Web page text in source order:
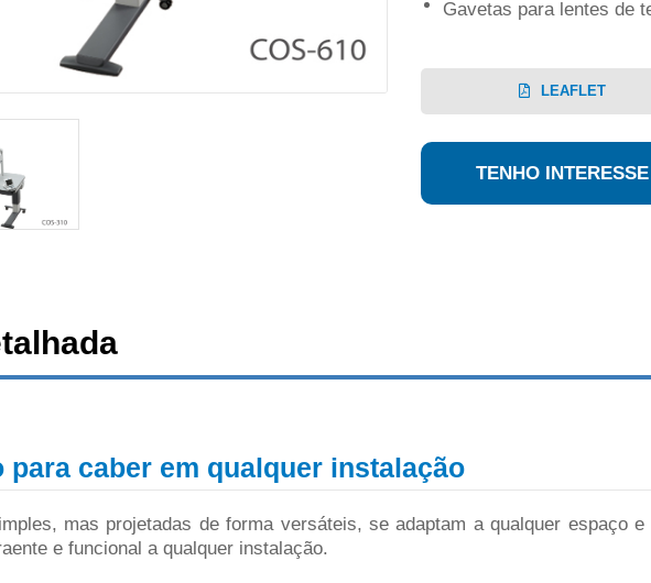
Gavetas para lentes de
LEAFLET
TENHO INTERESSE
para caber em qualquer instalação
mas projetadas de forma versáteis, se adaptam a qualquer espaço
e funcional a qualquer instalação.